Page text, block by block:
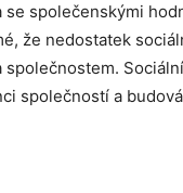
společenskými
že nedostatek
společností a